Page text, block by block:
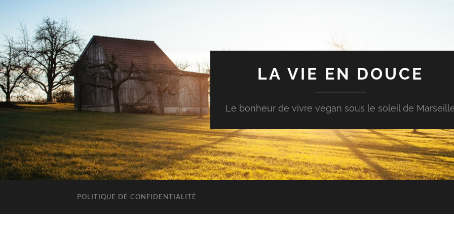
LA VIE EN DOUCE
Le bonheur de vivre vegan sous le soleil de
POLITIQUE DE CONFIDENTIALITÉ